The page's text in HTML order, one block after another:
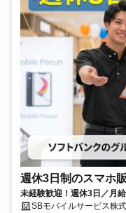
週休3日制のスマホ
未経験歓迎！週休3日／月
SBモバイルサービス株